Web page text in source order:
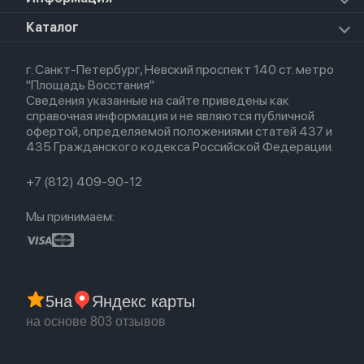
Apple Watch Series 8
Apple Watch SE 2022
Airpods 3
Airpods (1-е)
EarPods
HomePod 2
Для Macbook
О магазине
Политика конфиденциальности
Оплата и доставка
Партнерская программа
Гарантия
Обмен и возврат
Бонусы
Каталог
Новые поступления
Популярное
Акции
г. Санкт-Петербург, Невский проспект 140 ст. метро
"Площадь Восстания"
Сведения указанные на сайте приведены как
справочная информация и не являются публичной
офертой, определяемой положениями статей 437 и
435 Гражданского кодекса Российской Федерации.
+7 (812) 409-90-12
Мы принимаем:
5на Яндекс карты
на основе 803 отзывов